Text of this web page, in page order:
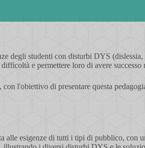
degli studenti con disturbi DYS
e permettere loro di avere successo
l'obiettivo di presentare questa
alle esigenze di tutti i tipi di pubblico, con